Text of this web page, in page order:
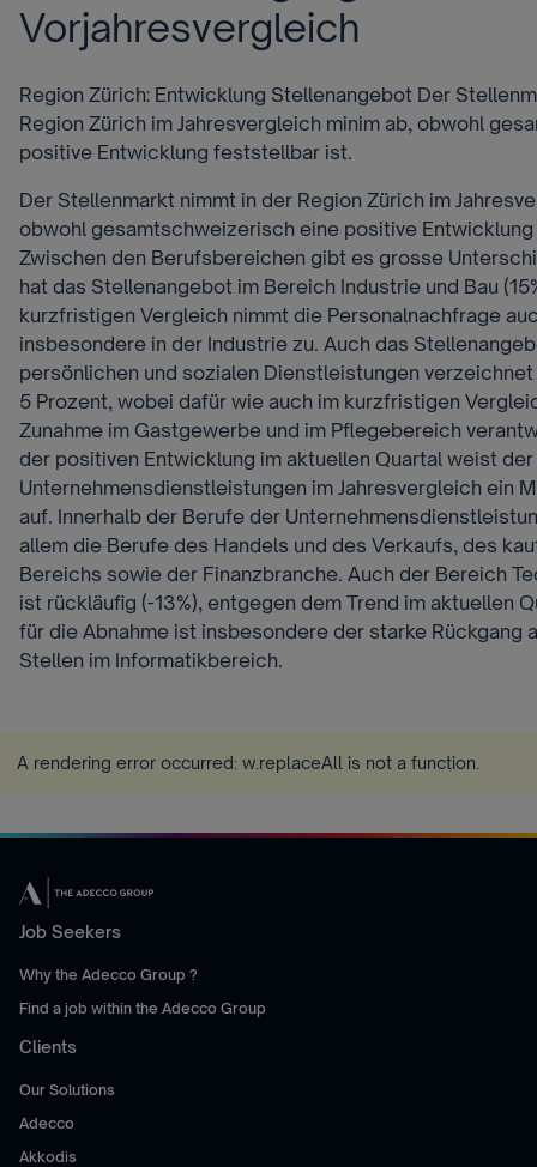
Vorjahresvergleich
Region Zürich: Entwicklung Stellenangebot Der
Region Zürich im Jahresvergleich minim ab, obwohl
positive Entwicklung feststellbar ist.
Der Stellenmarkt nimmt in der Region Zürich im
obwohl gesamtschweizerisch eine positive
Zwischen den Berufsbereichen gibt es grosse
hat das Stellenangebot im Bereich Industrie und Bau
kurzfristigen Vergleich nimmt die Personalnachfrage
insbesondere in der Industrie zu. Auch das
persönlichen und sozialen Dienstleistungen
5 Prozent, wobei dafür wie auch im kurzfristigen
Zunahme im Gastgewerbe und im Pflegebereich
der positiven Entwicklung im aktuellen Quartal weist
Unternehmensdienstleistungen im Jahresvergleich ein
auf. Innerhalb der Berufe der
allem die Berufe des Handels und des Verkaufs, des
Bereichs sowie der Finanzbranche. Auch der Bereich
ist rückläufig (-13%), entgegen dem Trend im aktuellen
für die Abnahme ist insbesondere der starke Rückgang
Stellen im Informatikbereich.
A rendering error occurred: w.replaceAll is not a function
Job Seekers
Why the Adecco Group ?
Find a job within the Adecco Group
Clients
Our Solutions
Adecco
Akkodis